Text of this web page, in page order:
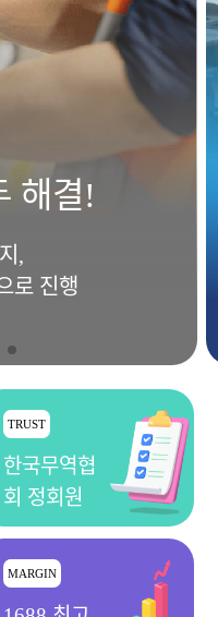
해결!
,
로 진행
TRUST
한국무역협
회 정회원
MARGIN